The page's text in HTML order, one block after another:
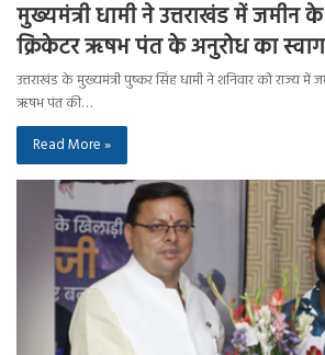
मुख्यमंत्री धामी ने उत्तराखंड में जमीन
क्रिकेटर ऋषभ पंत के अनुरोध का
उत्तराखंड के मुख्यमंत्री पुष्कर सिंह धामी ने शनिवार को राज्य
ऋषभ पंत की…
Read More »